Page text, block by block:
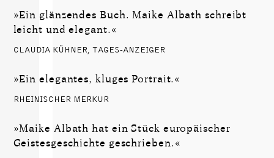
»Ein glänzendes Buch. Maike Albath schreibt
leicht und elegant.«
CLAUDIA KÜHNER, TAGES-ANZEIGER
»Ein elegantes, kluges Portrait.«
RHEINISCHER MERKUR
»Maike Albath hat ein Stück europäischer
Geistesgeschichte geschrieben.«